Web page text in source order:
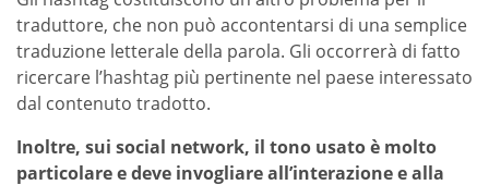
traduttore, che non può accontentarsi di una semplice
traduzione letterale della parola. Gli occorrerà di fatto
ricercare l’hashtag più pertinente nel paese interessato
dal contenuto tradotto.
Inoltre, sui social network, il tono usato è molto
particolare e deve invogliare all’interazione e alla